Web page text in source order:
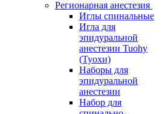
Регионарная анестезия
Иглы спинальные
Игла для
эпидуральной
анестезии Tuohy
(Туохи)
Наборы для
эпидуральной
анестезии
Набор для